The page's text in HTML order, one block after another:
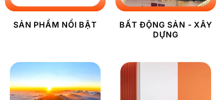
SẢN PHẨM NỔI BẬT
BẤT ĐỘNG SẢN - XÂY
DỰNG